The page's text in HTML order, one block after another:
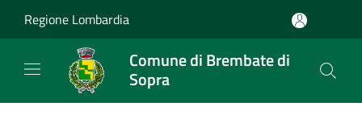
Regione Lombardia
Comune di Brembate di
Sopra